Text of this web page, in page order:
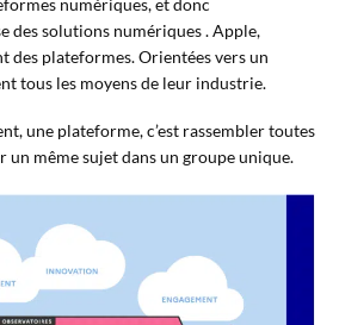
numériques, et donc
des solutions numériques . Apple,
des plateformes. Orientées vers un
tous les moyens de leur industrie.
une plateforme, c’est rassembler toutes
un même sujet dans un groupe unique.